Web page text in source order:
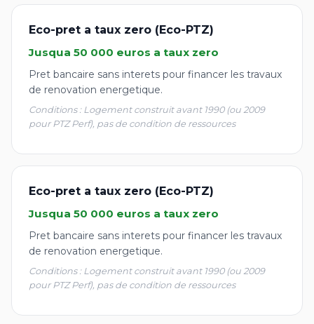
Eco-pret a taux zero (Eco-PTZ)
Jusqua 50 000 euros a taux zero
Pret bancaire sans interets pour financer les travaux
de renovation energetique.
Conditions : Logement construit avant 1990 (ou 2009
pour PTZ Perf), pas de condition de ressources
Eco-pret a taux zero (Eco-PTZ)
Jusqua 50 000 euros a taux zero
Pret bancaire sans interets pour financer les travaux
de renovation energetique.
Conditions : Logement construit avant 1990 (ou 2009
pour PTZ Perf), pas de condition de ressources